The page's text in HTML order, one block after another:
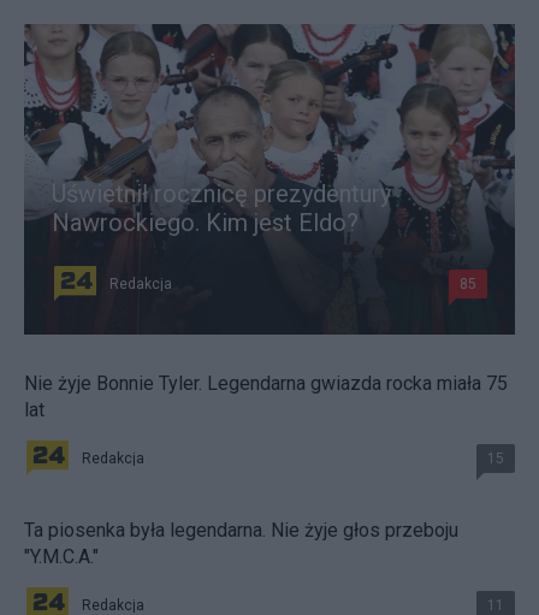
Uświetnił rocznicę prezydentury
Nawrockiego. Kim jest Eldo?
Redakcja 85
Nie żyje Bonnie Tyler. Legendarna gwiazda rocka miała 75
lat
Redakcja 15
Ta piosenka była legendarna. Nie żyje głos przeboju
"Y.M.C.A."
Redakcja 11